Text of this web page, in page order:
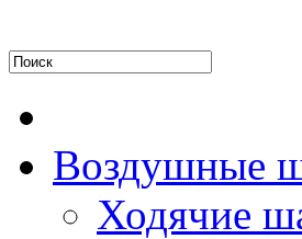
Воздушные
Ходячие